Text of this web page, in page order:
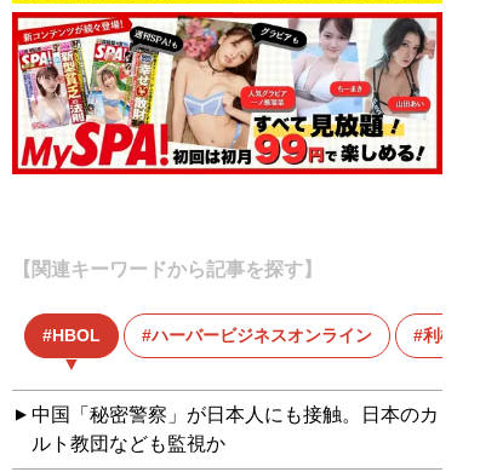
【関連キーワードから記事を探す】
HBOL ハーバービジネスオンライン 利権
中国「秘密警察」が日本人にも接触。日本のカ
ルト教団なども監視か